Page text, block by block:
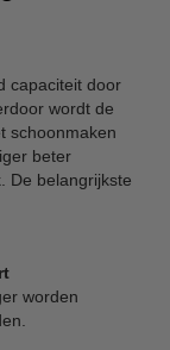
capaciteit door
wordt de
schoonmaken
beter
De belangrijkste
worden